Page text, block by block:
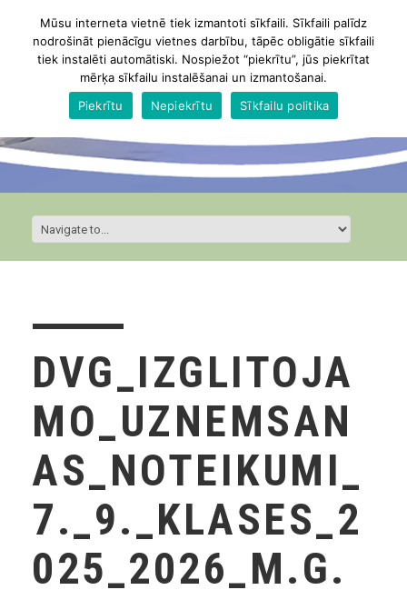
DVG_IZGLITOJA
MO_UZNEMSAN
AS_NOTEIKUMI_
7._9._KLASES_2
025_2026_M.G.
Mūsu interneta vietnē tiek izmantoti sīkfaili. Sīkfaili palīdz
nodrošināt pienācīgu vietnes darbību, tāpēc obligātie sīkfaili
tiek instalēti automātiski. Nospiežot “piekrītu”, jūs piekrītat
mērķa sīkfailu instalēšanai un izmantošanai.
Piekrītu
Nepiekrītu Sīkfailu politika